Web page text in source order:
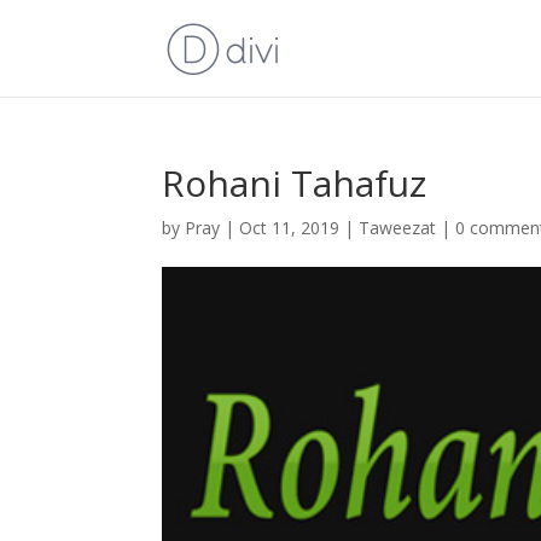
Rohani Tahafuz
by Pray | Oct 11, 2019 | Taweezat | 0